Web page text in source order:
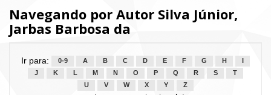
Navegando por Autor Silva Júnior,
Jarbas Barbosa da
Ir para: 0-9 A B C D E F G H
J
K L M N O P Q R S
T
U
V W X Y Z